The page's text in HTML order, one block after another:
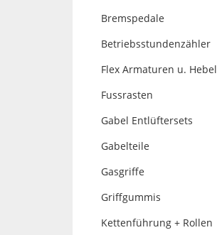
Bremspedale
Betriebsstundenzähler
Flex Armaturen u. Hebel
Fussrasten
Gabel Entlüftersets
Gabelteile
Gasgriffe
Griffgummis
Kettenführung + Rollen